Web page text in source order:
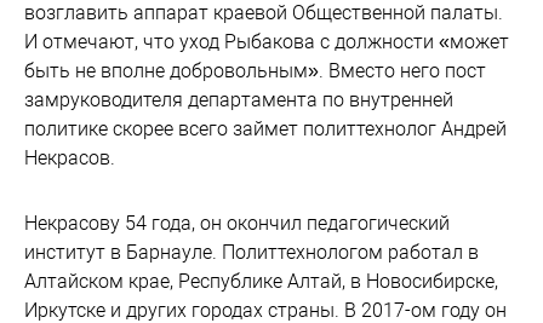
возглавить аппарат краевой Общественной палаты.
И отмечают, что уход Рыбакова с должности «может
быть не вполне добровольным». Вместо него пост
замруководителя департамента по внутренней
политике скорее всего займет политтехнолог Андрей
Некрасов.
Некрасову 54 года, он окончил педагогический
институт в Барнауле. Политтехнологом работал в
Алтайском крае, Республике Алтай, в Новосибирске,
Иркутске и других городах страны. В 2017-ом году он